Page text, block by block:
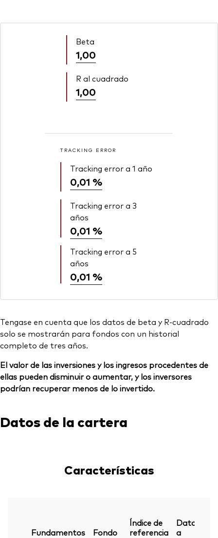
Beta
1,00
R al cuadrado
1,00
TRACKING ERROR
Tracking error a 1 año
0,01 %
Tracking error a 3
años
0,01 %
Tracking error a 5
años
0,01 %
Tengase en cuenta que los datos de beta y R-cuadrado
solo se mostrarán para fondos con un historial
completo de tres años.
El valor de las inversiones y los ingresos procedentes de
ellas pueden disminuir o aumentar, y los inversores
podrían recuperar menos de lo invertido.
Datos de la cartera
Características
Fundamentos Fondo
Índice de
referencia
Datos
a